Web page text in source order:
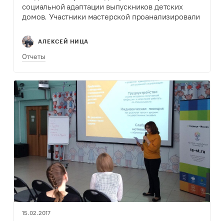
социальной адаптации выпускников детских
домов. Участники мастерской проанализировали
люди в самостоятельной жизни, и разработали
прототипы решений с помощью интернет-
технологий.
АЛЕКСЕЙ НИЦА
Отчеты
15.02.2017